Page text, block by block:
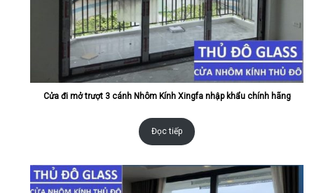
Cửa đi mở trượt 3 cánh Nhôm Kính Xingfa nhập khẩu chính hãng
Đọc tiếp